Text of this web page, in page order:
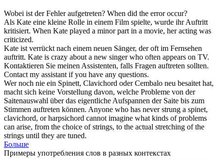
Wobei ist der Fehleraufgetreten? When did the erroroccur?
Als Kate eine kleine Rolle in einem Film spielte, wurde ihrAuftritt
kritisiert. When Kate played a minor part in a movie, heracting was
criticized.
Kate ist verrückt nach einem neuen Sänger, der oft im Fernsehen
auftritt. Kate is crazy about a new singer who often appears on TV.
Kontaktieren Sie meinen Assistenten, falls Fragen auftreten sollten.
Contact my assistant if you have any questions.
Wer noch nie ein Spinett, Clavichord oder Cembalo neu besaitet hat,
macht sich keine Vorstellung davon, welche Probleme von der
Saitenauswahl über das eigentliche Aufspannen der Saite bis zum
Stimmen auftreten können. Anyone who has never strung a spinet,
clavichord, or harpsichord cannot imagine what kinds of problems
can arise, from the choice of strings, to the actual stretching of the
strings until they are tuned.
Больше
Примеры употребления слов в разных контекстах